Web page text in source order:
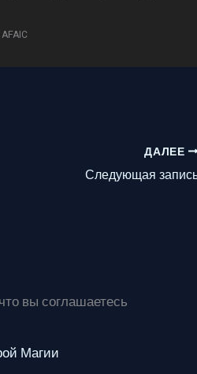
ДАЛЕЕ
Следующая
вы соглашаетесь
Магии